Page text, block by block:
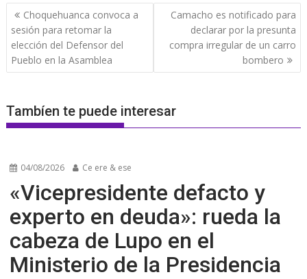
Navegación
de
entradas
Choquehuanca convoca a
sesión para retomar la
elección del Defensor del
Pueblo en la Asamblea
Camacho es notificado para
declarar por la presunta
compra irregular de un carro
bombero
Tambíen te puede interesar
04/08/2026 Ce ere & ese
«Vicepresidente defacto y
experto en deuda»: rueda la
cabeza de Lupo en el
Ministerio de la Presidencia